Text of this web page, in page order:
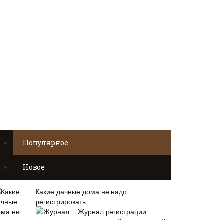
Популярное
Новое
Какие дачные дома не надо
регистрировать
Журнал регистрации